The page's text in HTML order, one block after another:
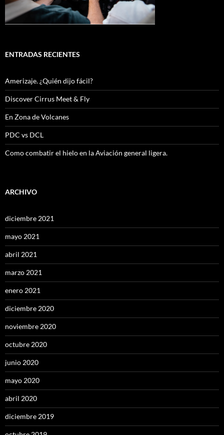
ENTRADAS RECIENTES
Amerizaje. ¿Quién dijo fácil?
Discover Cirrus Meet & Fly
En Zona de Volcanes
PDC vs DCL
Como combatir el hielo en la Aviación general ligera.
ARCHIVO
diciembre 2021
mayo 2021
abril 2021
marzo 2021
enero 2021
diciembre 2020
noviembre 2020
octubre 2020
junio 2020
mayo 2020
abril 2020
diciembre 2019